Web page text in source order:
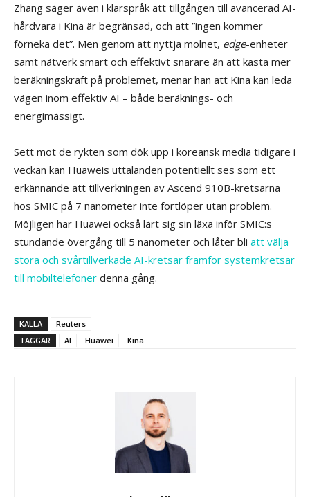
Zhang säger även i klarspråk att tillgången till avancerad AI-
hårdvara i Kina är begränsad, och att ”ingen kommer
förneka det”. Men genom att nyttja molnet, edge-enheter
samt nätverk smart och effektivt snarare än att kasta mer
beräkningskraft på problemet, menar han att Kina kan leda
vägen inom effektiv AI – både beräknings- och
energimässigt.
Sett mot de rykten som dök upp i koreansk media tidigare i
veckan kan Huaweis uttalanden potentiellt ses som ett
erkännande att tillverkningen av Ascend 910B-kretsarna
hos SMIC på 7 nanometer inte fortlöper utan problem.
Möjligen har Huawei också lärt sig sin läxa inför SMIC:s
stundande övergång till 5 nanometer och låter bli att välja
stora och svårtillverkade AI-kretsar framför systemkretsar
till mobiltelefoner denna gång.
KÄLLA
Reuters
TAGGAR
AI Huawei Kina